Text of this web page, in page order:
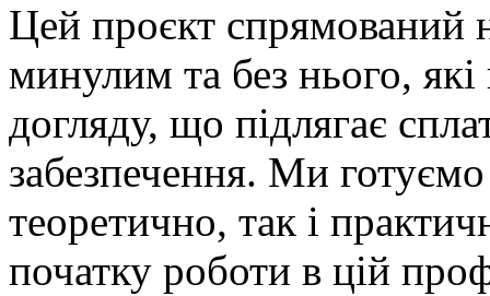
Цей проєкт спрямований
минулим та без нього,
догляду, що підлягає
забезпечення. Ми
теоретично, так і
початку роботи в цій